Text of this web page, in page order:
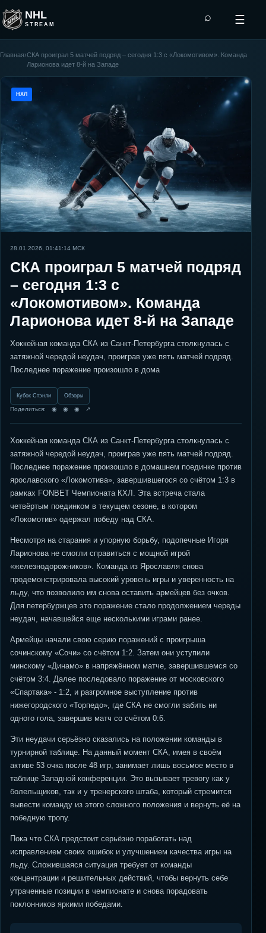
NHL
STREAM
⌕ ☰
Главная›СКА проиграл 5 матчей подряд – сегодня 1:3 с «Локомотивом». Команда
Ларионова идет 8-й на Западе
НХЛ
28.01.2026, 01:41:14 МСК
СКА проиграл 5 матчей подряд
– сегодня 1:3 с
«Локомотивом». Команда
Ларионова идет 8-й на Западе
Хоккейная команда СКА из Санкт-Петербурга столкнулась с
затяжной чередой неудач, проиграв уже пять матчей подряд.
Последнее поражение произошло в дома
Кубок Стэнли Обзоры
Поделиться: ◉ ◉ ◉ ↗
Хоккейная команда СКА из Санкт-Петербурга столкнулась с
затяжной чередой неудач, проиграв уже пять матчей подряд.
Последнее поражение произошло в домашнем поединке против
ярославского «Локомотива», завершившегося со счётом 1:3 в
рамках FONBET Чемпионата КХЛ. Эта встреча стала
четвёртым поединком в текущем сезоне, в котором
«Локомотив» одержал победу над СКА.
Несмотря на старания и упорную борьбу, подопечные Игоря
Ларионова не смогли справиться с мощной игрой
«железнодорожников». Команда из Ярославля снова
продемонстрировала высокий уровень игры и уверенность на
льду, что позволило им снова оставить армейцев без очков.
Для петербуржцев это поражение стало продолжением череды
неудач, начавшейся еще несколькими играми ранее.
Армейцы начали свою серию поражений с проигрыша
сочинскому «Сочи» со счётом 1:2. Затем они уступили
минскому «Динамо» в напряжённом матче, завершившемся со
счётом 3:4. Далее последовало поражение от московского
«Спартака» - 1:2, и разгромное выступление против
нижегородского «Торпедо», где СКА не смогли забить ни
одного гола, завершив матч со счётом 0:6.
Эти неудачи серьёзно сказались на положении команды в
турнирной таблице. На данный момент СКА, имея в своём
активе 53 очка после 48 игр, занимает лишь восьмое место в
таблице Западной конференции. Это вызывает тревогу как у
болельщиков, так и у тренерского штаба, который стремится
вывести команду из этого сложного положения и вернуть её на
победную тропу.
Пока что СКА предстоит серьёзно поработать над
исправлением своих ошибок и улучшением качества игры на
льду. Сложившаяся ситуация требует от команды
концентрации и решительных действий, чтобы вернуть себе
утраченные позиции в чемпионате и снова порадовать
поклонников яркими победами.